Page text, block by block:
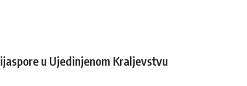
u Ujedinjenom Kraljevstvu